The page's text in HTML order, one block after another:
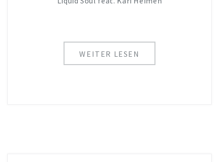
WEITER LESEN